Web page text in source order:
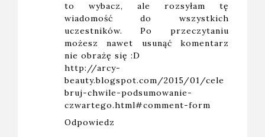
to wybacz, ale rozsyłam tę
wiadomość do wszystkich
uczestników. Po przeczytaniu
możesz nawet usunąć komentarz
nie obrażę się :D
http://arcy-
beauty.blogspot.com/2015/01/cele
bruj-chwile-podsumowanie-
czwartego.html#comment-form
Odpowiedz